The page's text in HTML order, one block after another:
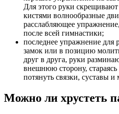
Для этого руки
кистями волнообразные
расслабляющее
после всей гимнастики;
последнее упражнение для
замок или в позицию
друг в друга, руки
внешнюю сторону,
потянуть связки, суставы
Можно ли хрустеть